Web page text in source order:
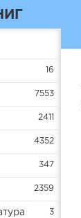
16
7553
2411
4352
347
2359
3